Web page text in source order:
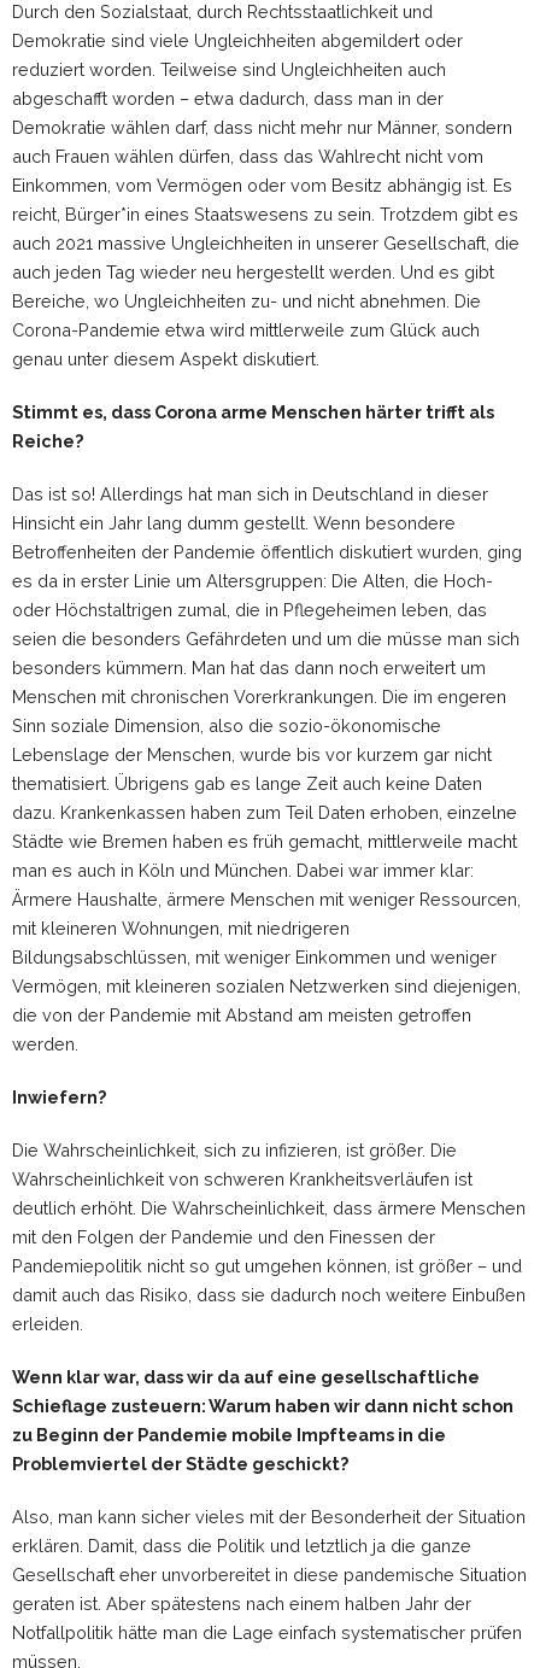
Durch den Sozialstaat, durch Rechtsstaatlichkeit und
Demokratie sind viele Ungleichheiten abgemildert oder
reduziert worden. Teilweise sind Ungleichheiten auch
abgeschafft worden – etwa dadurch, dass man in der
Demokratie wählen darf, dass nicht mehr nur Männer, sondern
auch Frauen wählen dürfen, dass das Wahlrecht nicht vom
Einkommen, vom Vermögen oder vom Besitz abhängig ist. Es
reicht, Bürger*in eines Staatswesens zu sein. Trotzdem gibt es
auch 2021 massive Ungleichheiten in unserer Gesellschaft, die
auch jeden Tag wieder neu hergestellt werden. Und es gibt
Bereiche, wo Ungleichheiten zu- und nicht abnehmen. Die
Corona-Pandemie etwa wird mittlerweile zum Glück auch
genau unter diesem Aspekt diskutiert.
Stimmt es, dass Corona arme Menschen härter trifft als
Reiche?
Das ist so! Allerdings hat man sich in Deutschland in dieser
Hinsicht ein Jahr lang dumm gestellt. Wenn besondere
Betroffenheiten der Pandemie öffentlich diskutiert wurden, ging
es da in erster Linie um Altersgruppen: Die Alten, die Hoch-
oder Höchstaltrigen zumal, die in Pflegeheimen leben, das
seien die besonders Gefährdeten und um die müsse man sich
besonders kümmern. Man hat das dann noch erweitert um
Menschen mit chronischen Vorerkrankungen. Die im engeren
Sinn soziale Dimension, also die sozio-ökonomische
Lebenslage der Menschen, wurde bis vor kurzem gar nicht
thematisiert. Übrigens gab es lange Zeit auch keine Daten
dazu. Krankenkassen haben zum Teil Daten erhoben, einzelne
Städte wie Bremen haben es früh gemacht, mittlerweile macht
man es auch in Köln und München. Dabei war immer klar:
Ärmere Haushalte, ärmere Menschen mit weniger Ressourcen,
mit kleineren Wohnungen, mit niedrigeren
Bildungsabschlüssen, mit weniger Einkommen und weniger
Vermögen, mit kleineren sozialen Netzwerken sind diejenigen,
die von der Pandemie mit Abstand am meisten getroffen
werden.
Inwiefern?
Die Wahrscheinlichkeit, sich zu infizieren, ist größer. Die
Wahrscheinlichkeit von schweren Krankheitsverläufen ist
deutlich erhöht. Die Wahrscheinlichkeit, dass ärmere Menschen
mit den Folgen der Pandemie und den Finessen der
Pandemiepolitik nicht so gut umgehen können, ist größer – und
damit auch das Risiko, dass sie dadurch noch weitere Einbußen
erleiden.
Wenn klar war, dass wir da auf eine gesellschaftliche
Schieflage zusteuern: Warum haben wir dann nicht schon
zu Beginn der Pandemie mobile Impfteams in die
Problemviertel der Städte geschickt?
Also, man kann sicher vieles mit der Besonderheit der Situation
erklären. Damit, dass die Politik und letztlich ja die ganze
Gesellschaft eher unvorbereitet in diese pandemische Situation
geraten ist. Aber spätestens nach einem halben Jahr der
Notfallpolitik hätte man die Lage einfach systematischer prüfen
müssen.